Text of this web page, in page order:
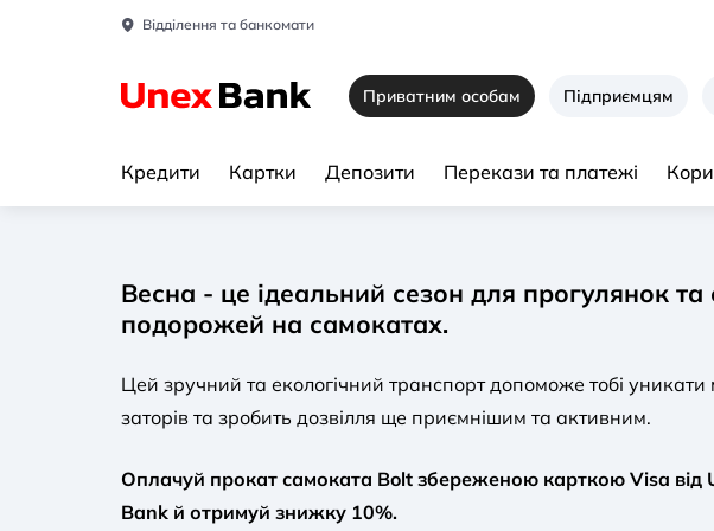
Відділення та банкомати
Приватним особам Підприємцям
Кредити Картки Депозити Перекази та платежі
Весна - це ідеальний сезон для прогулянок та
подорожей на самокатах.
Цей зручний та екологічний транспорт допоможе тобі уникати
заторів та зробить дозвілля ще приємнішим та активним.
Оплачуй прокат самоката Bolt збереженою карткою Visa від
Bank й отримуй знижку 10%.